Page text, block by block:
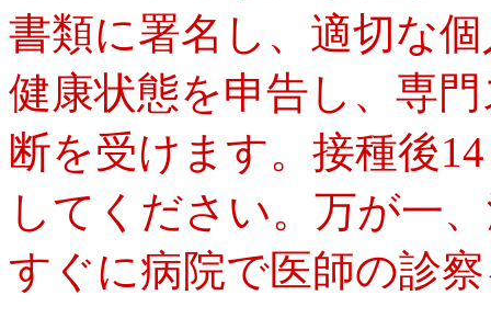
書類に署名し、適切な
健康状態を申告し、専
断を受けます。接種後
してください。万が一
すぐに病院で医師の診